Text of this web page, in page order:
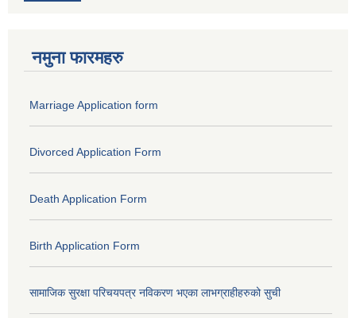
नमुना फारमहरु
Marriage Application form
Divorced Application Form
Death Application Form
Birth Application Form
सामाजिक सुरक्षा परिचयपत्र नविकरण भएका लाभग्राहीहरुको सुची